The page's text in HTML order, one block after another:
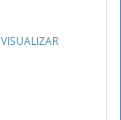
VISUALIZAR